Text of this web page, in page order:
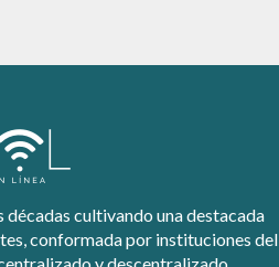
décadas cultivando una destacada
conformada por instituciones del